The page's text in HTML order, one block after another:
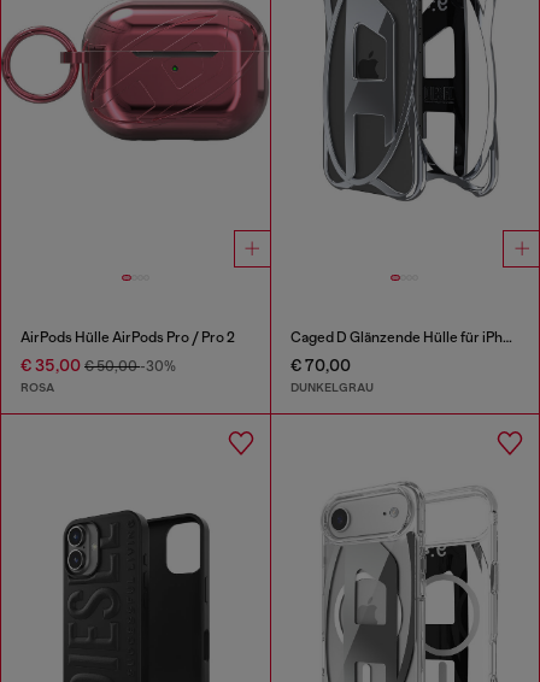
AirPods Hülle AirPods Pro / Pro 2
€ 35,00 € 50,00-30%
ROSA
Caged D Glänzende Hülle für iPhone 17 Air
€ 70,00
DUNKELGRAU